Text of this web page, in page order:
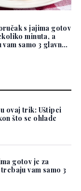
s jajima gotov
minuta, a
samo 3 glavna
ovaj trik: Uštipci
što se ohlade
gotov je za
vam samo 3